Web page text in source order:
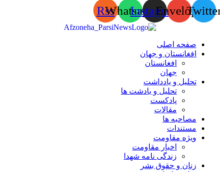
Instagram
Whatsapp
Rss
صفحه اصلی
افغانستان و جهان
افغانستان
جهان
تحلیل و یادداشت
تحلیل و یادشت ها
پادکست
مقالات
مصاحبه ها
مستندات
ویژه مقاومت
اخبار مقاومت
زندگی نامه شهدا
زنان و حقوق بشر